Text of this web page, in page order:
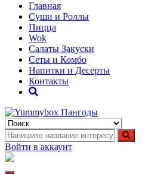
Главная
Суши и Роллы
Пицца
Wok
Салаты Закуски
Сеты и Комбо
Напитки и Десерты
Контакты
Yummybox Пангоды
Суши, роллы, пицца, вок
автономный округ
Войти в аккаунт